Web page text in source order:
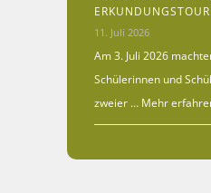
11. Juli 2026
Am 3. Juli 2026
Schülerinnen und
zweier … Mehr